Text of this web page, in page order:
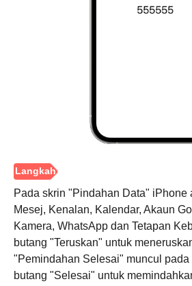
Pada skrin "Pindahan Data" iPhone
Mesej, Kenalan, Kalendar, Akaun
Kamera, WhatsApp dan Tetapan
butang "Teruskan" untuk
"Pemindahan Selesai" muncul
butang "Selesai" untuk